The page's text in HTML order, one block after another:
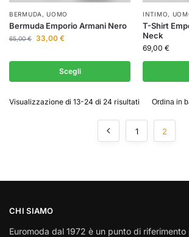
BERMUDA ,UOMO
Bermuda Emporio Armani Nero
65,00€ 33,00 €
Scegli
INTIMO,
T-Shirt
Neck
69,00 €
Visualizzazione di 13-24 di 24 risultati
1 2
CHI SIAMO
Euromoda dal 1972 è un punto di riferimento